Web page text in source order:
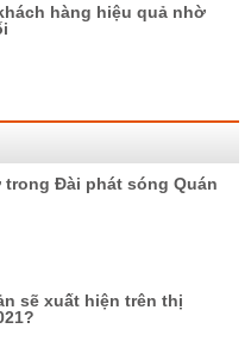
hàng hiệu quả nhờ
Đài phát sóng Quán
sẽ xuất hiện trên thị